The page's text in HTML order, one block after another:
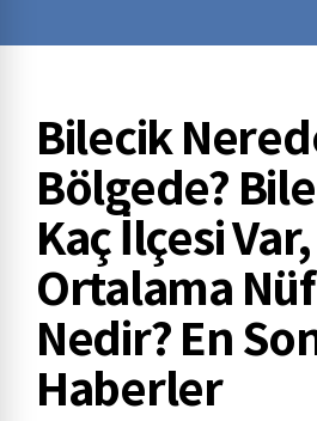
Bilecik
Bölgede?
Kaç İlçesi
Ortalama
Nedir? En
Haberler